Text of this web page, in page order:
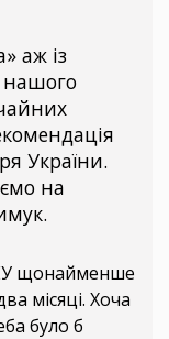
аж із
нашого
України.
на
щонайменше
місяці. Хоча
було б